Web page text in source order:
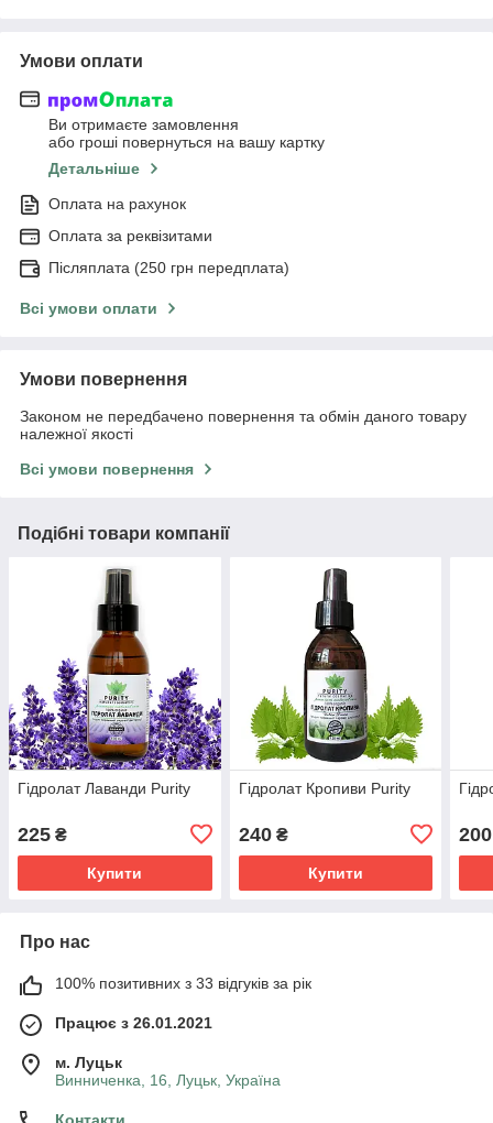
Умови оплати
Ви отримаєте замовлення
або гроші повернуться на вашу картку
Детальніше
Оплата на рахунок
Оплата за реквізитами
Післяплата (250 грн передплата)
Всі умови оплати
Умови повернення
Законом не передбачено повернення та обмін даного товару
належної якості
Всі умови повернення
Подібні товари компанії
Гідролат Лаванди Purity
225 ₴
Купити
Гідролат Кропиви Purity
240₴
Купити
200
Про нас
100% позитивних з 33 відгуків за рік
Працює з 26.01.2021
м. Луцьк
Винниченка, 16, Луцьк, Україна